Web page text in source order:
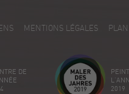
5
votre propre sceau maintenant
18/12/2025
MENTIONS LÉGALES
DE
2019